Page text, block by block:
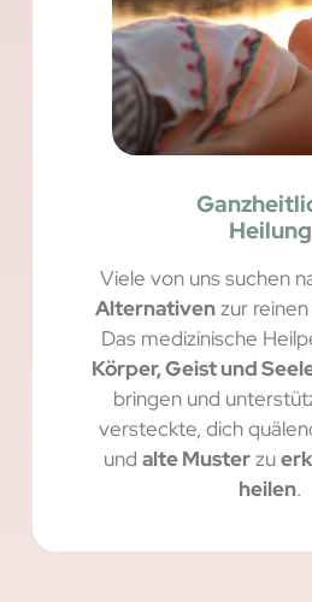
Heilung
Viele von uns suchen
Alternativenzur reinen
Das medizinische
Körper, Geist und
bringen und
versteckte, dich
und alte Musterzu
heilen.